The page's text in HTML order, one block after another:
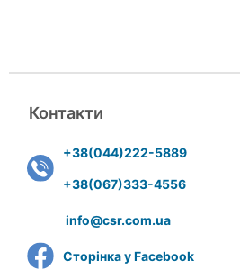
Контакти
+38(044)222-5889
+38(067)333-4556
info@csr.com.ua
Сторінка у Facebook